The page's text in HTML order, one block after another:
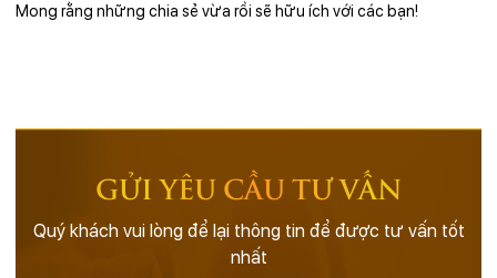
Mong rằng những chia sẻ vừa rồi sẽ hữu ích với các bạn!
GỬI YÊU CẦU TƯ VẤN
Quý khách vui lòng để lại thông tin để được tư vấn tốt
nhất